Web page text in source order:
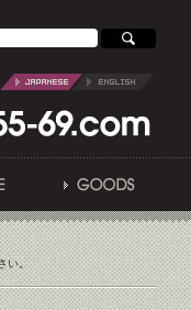
い。